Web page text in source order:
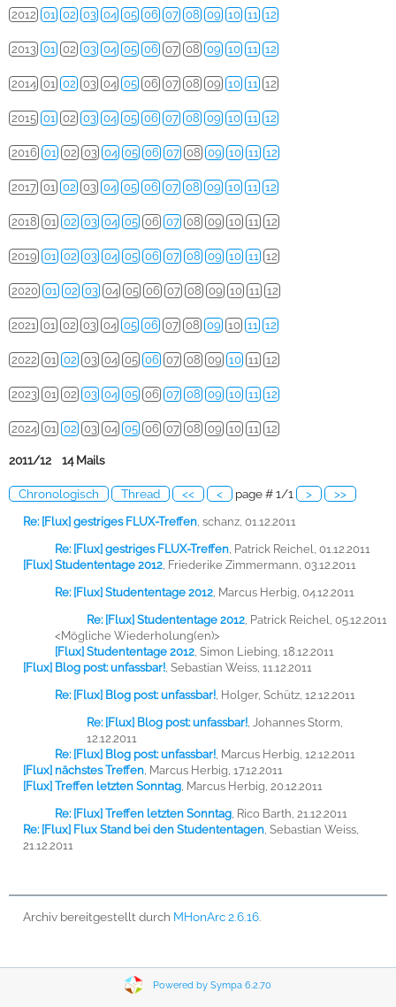
2012 01 02 03 04 05 06 07 08 09 10 11 12
2013 01 02 03 04 05 06 07 08 09 10 11 12
2014 01 02 03 04 05 06 07 08 09 10 11 12
2015 01 02 03 04 05 06 07 08 09 10 11 12
2016 01 02 03 04 05 06 07 08 09 10 11 12
2017 01 02 03 04 05 06 07 08 09 10 11 12
2018 01 02 03 04 05 06 07 08 09 10 11 12
2019 01 02 03 04 05 06 07 08 09 10 11 12
2020 01 02 03 04 05 06 07 08 09 10 11 12
2021 01 02 03 04 05 06 07 08 09 10 11 12
2022 01 02 03 04 05 06 07 08 09 10 11 12
2023 01 02 03 04 05 06 07 08 09 10 11 12
2024 01 02 03 04 05 06 07 08 09 10 11 12
2011/12 14 Mails
Chronologisch Thread << < page # 1/1 > >>
Re: [Flux] gestriges FLUX-Treffen schanz, 01.12.2011
Re: [Flux] gestriges FLUX-Treffen Patrick Reichel, 01.12.2011
[Flux] Studententage 2012 Friederike Zimmermann, 03.12.2011
Re: [Flux] Studententage 2012 Marcus Herbig, 04.12.2011
Re: [Flux] Studententage 2012 Patrick Reichel, 05.12.2011
<Mögliche Wiederholung(en)>
[Flux] Studententage 2012 Simon Liebing, 18.12.2011
[Flux] Blog post: unfassbar! Sebastian Weiss, 11.12.2011
Re: [Flux] Blog post: unfassbar! Holger, Schütz, 12.12.2011
Re: [Flux] Blog post: unfassbar! Johannes Storm,
12.12.2011
Re: [Flux] Blog post: unfassbar! Marcus Herbig, 12.12.2011
[Flux] nächstes Treffen Marcus Herbig, 17.12.2011
[Flux] Treffen letzten Sonntag Marcus Herbig, 20.12.2011
Re: [Flux] Treffen letzten Sonntag Rico Barth, 21.12.2011
Re: [Flux] Flux Stand bei den Studententagen Sebastian Weiss,
21.12.2011
Archiv bereitgestellt durch MHonArc 2.6.16
Powered by Sympa 6.2.70